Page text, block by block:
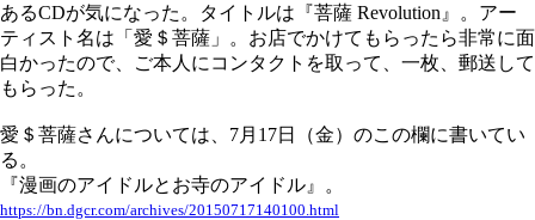
あるCDが気になった。タイトルは『菩薩 Revolution』。アー
ティスト名は「愛＄菩薩」。お店でかけてもらったら非常に面
白かったので、ご本人にコンタクトを取って、一枚、郵送して
もらった。
愛＄菩薩さんについては、7月17日（金）のこの欄に書いてい
る。
『漫画のアイドルとお寺のアイドル』。
https://bn.dgcr.com/archives/20150717140100.html